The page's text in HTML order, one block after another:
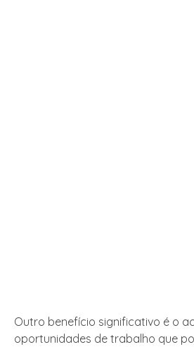
Outro benefício significativo é o
oportunidades de trabalho que